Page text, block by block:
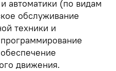
автоматики (по видам
обслуживание
техники и
движения.